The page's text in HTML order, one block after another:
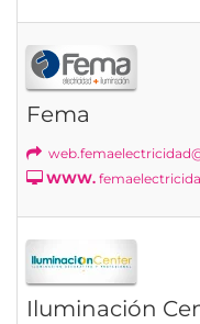
Fema
WWW.
Iluminación